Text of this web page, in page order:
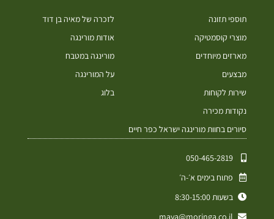
תוספי תזונה
מוצרי קוסמטיקה
מארזים מיוחדים
מבצעים
שירות לקוחות
נקודות מכירה
סיורים בחוות מורינגה ישראל כפר חיים
לזכרה של מאיה בן דוד
אודות מורינגה
מורינגה במטבח
על המורינגה
בלוג
050-465-2819⁩
פתוח בימים א׳-ה׳
בשעות 8:30-15:00
maya@moringa.co.il